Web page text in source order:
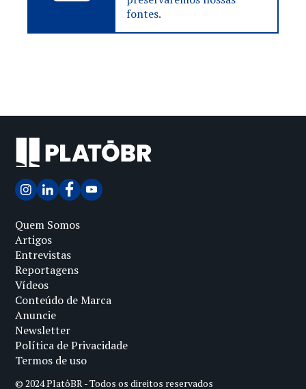
fontes.
© 2024 PlatôBR - Todos os direitos reservados
Quem Somos
Artigos
Entrevistas
Reportagens
Vídeos
Conteúdo de Marca
Anuncie
Newsletter
Política de Privacidade
Termos de uso